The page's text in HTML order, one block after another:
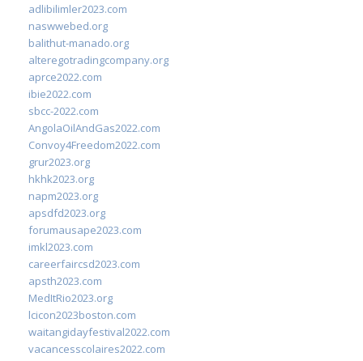
adlibilimler2023.com
naswwebed.org
balithut-manado.org
alteregotradingcompany.org
aprce2022.com
ibie2022.com
sbcc-2022.com
AngolaOilAndGas2022.com
Convoy4Freedom2022.com
grur2023.org
hkhk2023.org
napm2023.org
apsdfd2023.org
forumausape2023.com
imkl2023.com
careerfaircsd2023.com
apsth2023.com
MedItRio2023.org
lcicon2023boston.com
waitangidayfestival2022.com
vacancesscolaires2022.com